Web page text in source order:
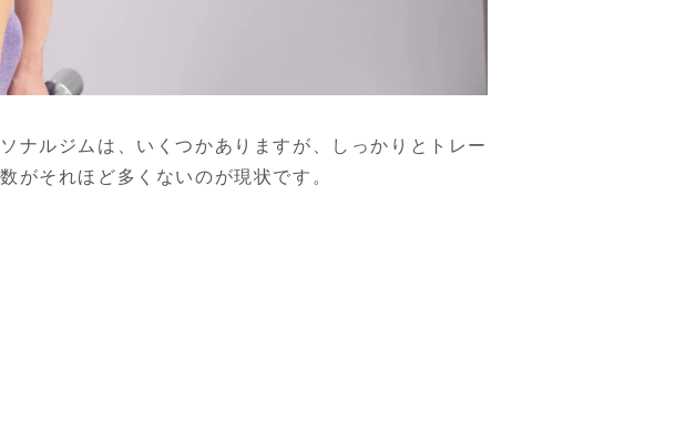
ナルジムは、いくつかありますが、しっかりとトレー
がそれほど多くないのが現状です。